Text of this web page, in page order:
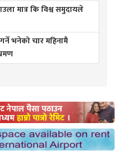
मात्र कि विश्व समुदायले
भनेको चार महिनामै